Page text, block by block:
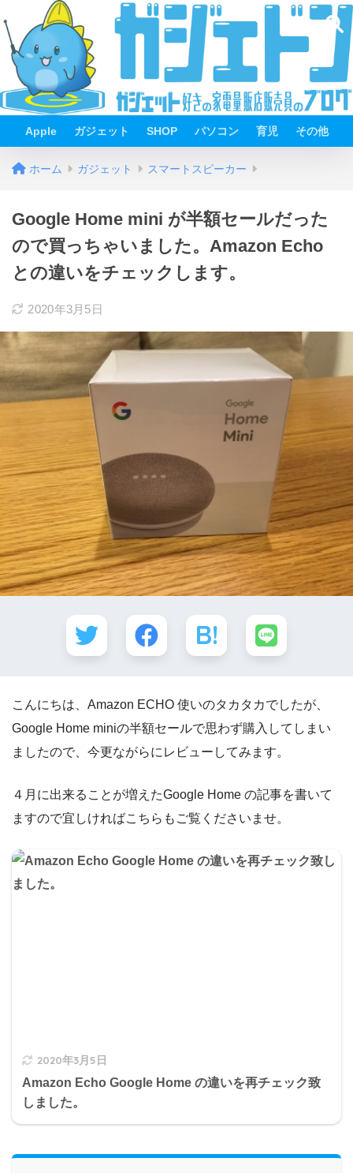
Apple ガジェット SHOP パソコン 育児 その他
ホーム ガジェット スマートスピーカー
Google Home mini が半額セールだった
ので買っちゃいました。Amazon Echo
との違いをチェックします。
2020年3月5日
こんにちは、Amazon ECHO 使いのタカタカでしたが、
Google Home miniの半額セールで思わず購入してしまい
ましたので、今更ながらにレビューしてみます。
４月に出来ることが増えたGoogle Home の記事を書いて
ますので宜しければこちらもご覧くださいませ。
2020年3月5日
Amazon Echo Google Home の違いを再チェック致
しました。